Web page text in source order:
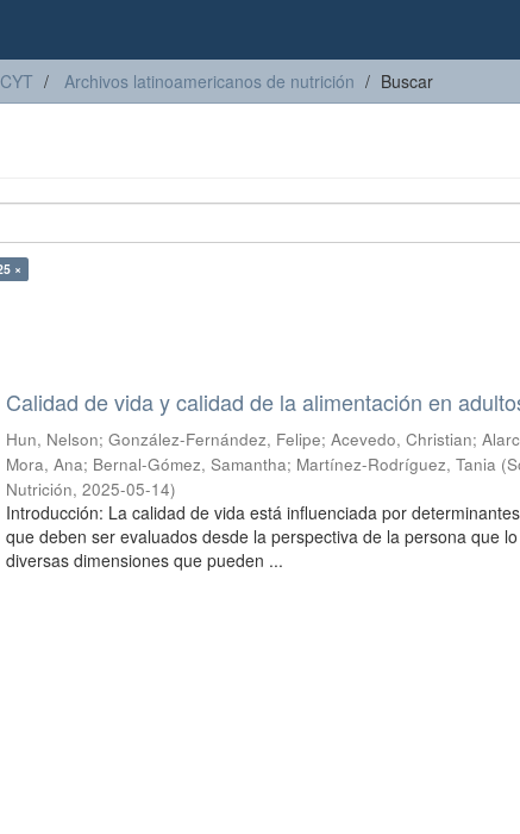
Archivos latinoamericanos de nutrición Buscar
×
Calidad de vida y calidad de la alimentación en
Hun, Nelson;González-Fernández, Felipe;Acevedo, Christian;
Mora, Ana; Bernal-Gómez, Samantha; Martínez-Rodríguez, Tania (
Nutrición,2025-05-14)
Introducción: La calidad de vida está influenciada por
que deben ser evaluados desde la perspectiva de la persona que
diversas dimensiones que pueden ...